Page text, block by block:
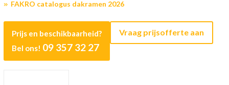
FAKRO catalogus dakramen 2026
Prijs en beschikbaarheid?
Bel ons! 09 357 32 27
Vraag prijsofferte aan